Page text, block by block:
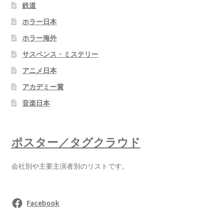
鉄道
ホラー日本
ホラー海外
サスペンス・ミステリー
アニメ日本
アカデミー賞
音楽日本
ポスター／タグクラウド
会社別や主要主演者別のリストです。
Facebook